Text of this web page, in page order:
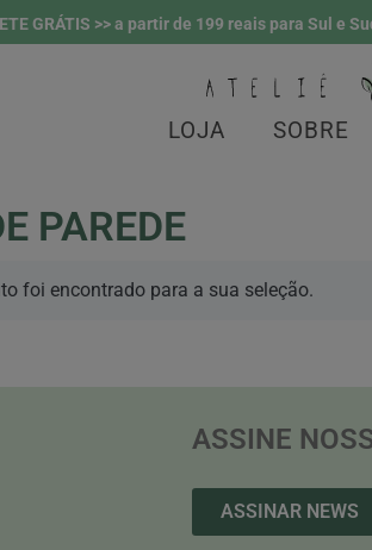
GRÁTIS >> a partir de 199 reais para Sul e
LOJA SOBRE
PAREDE
foi encontrado para a sua seleção.
ASSINE
ASSINAR NEWS